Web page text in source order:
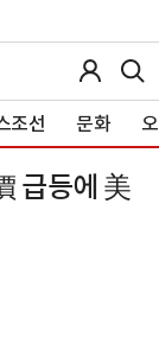
조선 문화
급등에 美